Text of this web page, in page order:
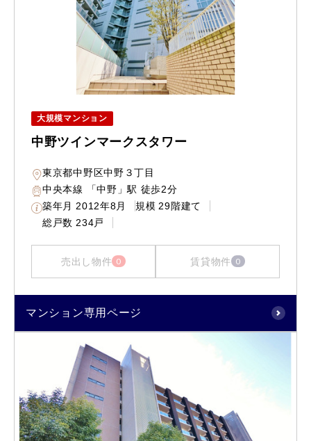
大規模マンション
中野ツインマークスタワー
東京都中野区中野３丁目
中央本線 「中野」駅 徒歩2分
築年月 2012年8月 規模 29階建て
総戸数 234戸
売出し物件 0 賃貸物件 0
マンション専用ページ